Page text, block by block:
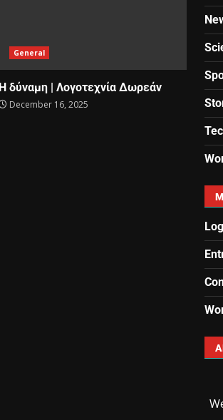
General
Η δύναμη | Λογοτεχνία Δωρεάν
December 16, 2025